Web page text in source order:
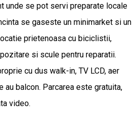
unde se pot servi preparate locale
se gaseste un minimarket si un
prietenoasa cu biciclistii,
si scule pentru reparatii.
cu dus walk-in, TV LCD, aer
au balcon. Parcarea este gratuita,
video.